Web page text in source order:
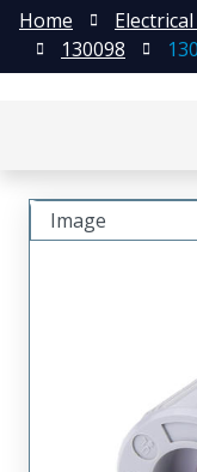
Home
130098
Image